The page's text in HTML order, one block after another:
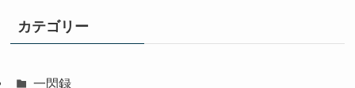
カテゴリー
一閃録